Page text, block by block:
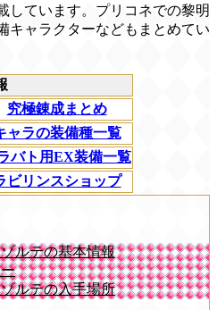
しています。プリコネでの黎明
キャラクターなどもまとめてい
究極錬成まとめ
ャラの装備種一覧
バト用EX装備一覧
ビリンスショップ
ルテの基本情報
ルテの入手場所